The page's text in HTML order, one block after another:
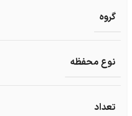
گروه
نوع محفظه
تعداد